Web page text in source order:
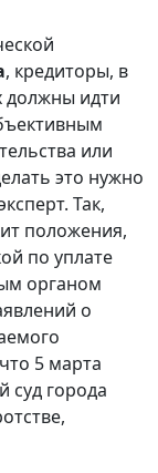
, кредиторы, в
должны идти
или
это нужно
Так,
положения,
по уплате
органом
о
5 марта
суд города